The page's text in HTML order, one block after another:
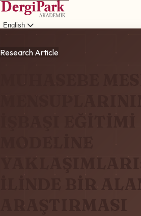
English
Research Article
MUHASEBE
İŞBAŞI EĞİTİMİ
MODELİNE
İLİNDE BİR ALAN
ARAŞTIRMASI